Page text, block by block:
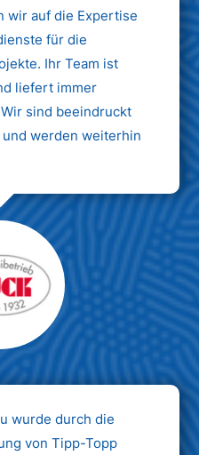
wir auf die Expertise
für die
Ihr Team ist
liefert immer
sind beeindruckt
werden weiterhin
wurde durch die
von Tipp-Topp